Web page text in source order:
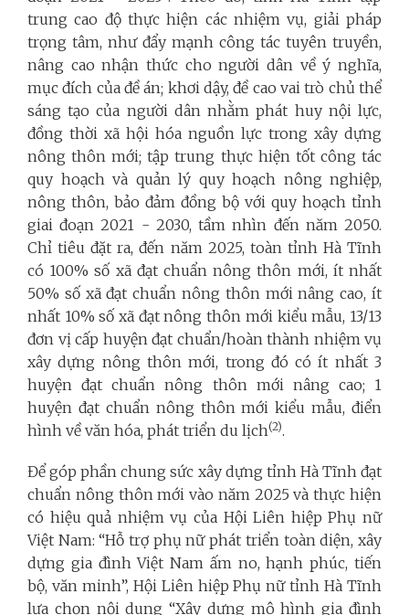
trung cao độ thực hiện các nhiệm vụ, giải pháp
trọng tâm, như đẩy mạnh công tác tuyên truyền,
nâng cao nhận thức cho người dân về ý nghĩa,
mục đích của đề án; khơi dậy, đề cao vai trò chủ thể
sáng tạo của người dân nhằm phát huy nội lực,
đồng thời xã hội hóa nguồn lực trong xây dựng
nông thôn mới; tập trung thực hiện tốt công tác
quy hoạch và quản lý quy hoạch nông nghiệp,
nông thôn, bảo đảm đồng bộ với quy hoạch tỉnh
giai đoạn 2021 - 2030, tầm nhìn đến năm 2050.
Chỉ tiêu đặt ra, đến năm 2025, toàn tỉnh Hà Tĩnh
có 100% số xã đạt chuẩn nông thôn mới, ít nhất
50% số xã đạt chuẩn nông thôn mới nâng cao, ít
nhất 10% số xã đạt nông thôn mới kiểu mẫu, 13/13
đơn vị cấp huyện đạt chuẩn/hoàn thành nhiệm vụ
xây dựng nông thôn mới, trong đó có ít nhất 3
huyện đạt chuẩn nông thôn mới nâng cao; 1
huyện đạt chuẩn nông thôn mới kiểu mẫu, điển
hình về văn hóa, phát triển du lịch(2).
Để góp phần chung sức xây dựng tỉnh Hà Tĩnh đạt
chuẩn nông thôn mới vào năm 2025 và thực hiện
có hiệu quả nhiệm vụ của Hội Liên hiệp Phụ nữ
Việt Nam: “Hỗ trợ phụ nữ phát triển toàn diện, xây
dựng gia đình Việt Nam ấm no, hạnh phúc, tiến
bộ, văn minh”, Hội Liên hiệp Phụ nữ tỉnh Hà Tĩnh
lựa chọn nội dung “Xây dựng mô hình gia đình